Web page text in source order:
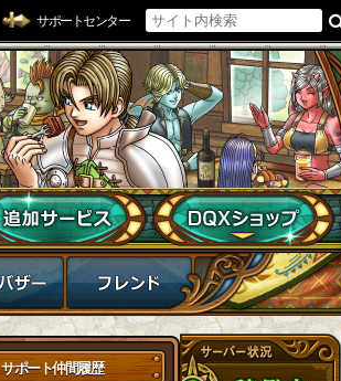
サポートセンター
サポート仲間履歴